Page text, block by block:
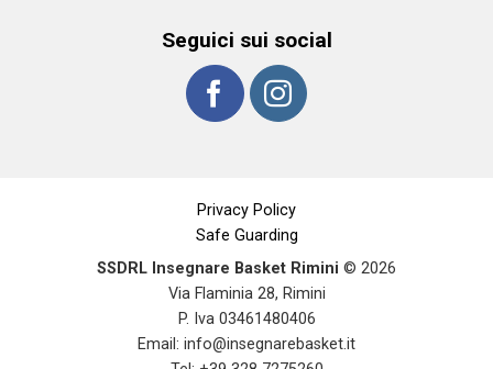
Seguici sui social
Privacy Policy
Safe Guarding
SSDRL Insegnare Basket Rimini © 2026
Via Flaminia 28, Rimini
P. Iva 03461480406
Email: info@insegnarebasket.it